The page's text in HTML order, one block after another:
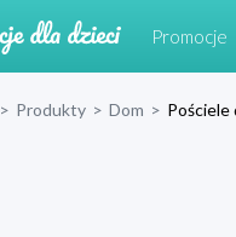
Promocje
> Produkty > Dom > Pościele